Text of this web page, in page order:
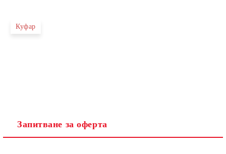
Куфар
Запитване за оферта